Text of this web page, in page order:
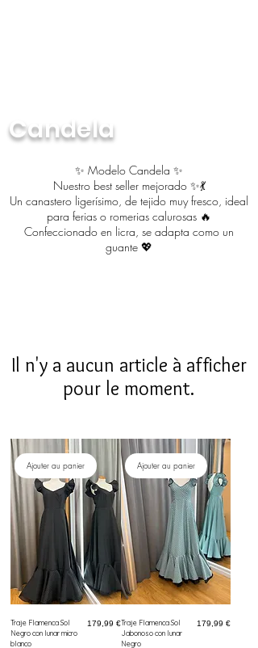
Candela
✨ Modelo Candela ✨
Nuestro best seller mejorado ✨💃
Un canastero ligerísimo, de tejido muy fresco, ideal
para ferias o romerias calurosas 🔥
Confeccionado en licra, se adapta como un
guante 💖
Il n'y a aucun article à afficher
pour le moment.
Ajouter au panier
Traje Flamenca Sol
Negro con lunar micro
blanco
Prix
179,99 €
Ajouter au panier
Traje Flamenca Sol
Jabonoso con lunar
Negro
Prix
179,99 €